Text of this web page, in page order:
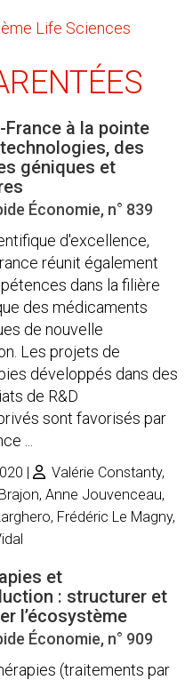
Life Sciences
France à la pointe
des
géniques et
Économie, n° 839
d'excellence,
réunit également
dans la filière
des médicaments
de nouvelle
Les projets de
développés dans des
de R&D
sont favorisés par
...
Valérie Constanty,
Anne Jouvenceau,
Frédéric Le Magny,
et
: structurer et
l’écosystème
Économie, n° 909
(traitements par